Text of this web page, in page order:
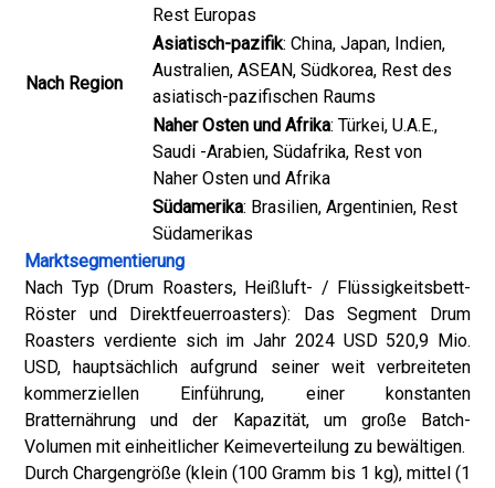
Nach Region
Rest Europas
Asiatisch-pazifik: China, Japan, Indien,
Australien, ASEAN, Südkorea, Rest des
asiatisch-pazifischen Raums
Naher Osten und Afrika: Türkei, U.A.E.,
Saudi -Arabien, Südafrika, Rest von
Naher Osten und Afrika
Südamerika: Brasilien, Argentinien, Rest
Südamerikas
Marktsegmentierung
Nach Typ (Drum Roasters, Heißluft- / Flüssigkeitsbett-
Röster und Direktfeuerroasters): Das Segment Drum
Roasters verdiente sich im Jahr 2024 USD 520,9 Mio.
USD, hauptsächlich aufgrund seiner weit verbreiteten
kommerziellen Einführung, einer konstanten
Bratternährung und der Kapazität, um große Batch-
Volumen mit einheitlicher Keimeverteilung zu bewältigen.
Durch Chargengröße (klein (100 Gramm bis 1 kg), mittel (1